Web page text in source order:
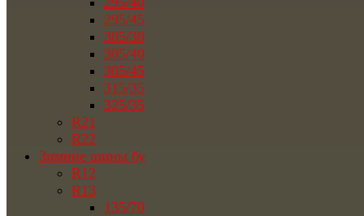
295/45
305/30
305/40
305/45
315/35
325/35
R21
R22
Зимние шины бу
R12
R13
135/70